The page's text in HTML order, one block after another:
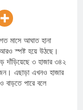
মাসে আঘাত হানা
স্পষ্ট হয়ে উঠছে।
দাঁড়িয়েছে ৩ হাজার ৩৪২
এছাড়া এখনও হাজার
বাড়তে পারে বলে